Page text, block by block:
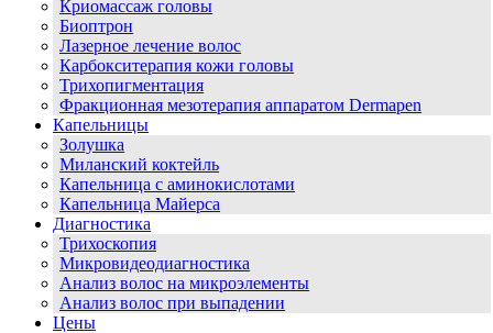
Криомассаж головы
Биоптрон
Лазерное лечение волос
Карбокситерапия кожи головы
Трихопигментация
Фракционная мезотерапия аппаратом Dermapen
Капельницы
Золушка
Миланский коктейль
Капельница с аминокислотами
Капельница Майерса
Диагностика
Трихоскопия
Микровидеодиагностика
Анализ волос на микроэлементы
Анализ волос при выпадении
Цены